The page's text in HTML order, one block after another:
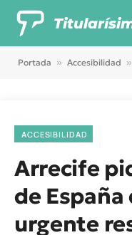
Portada » Accesibilidad »
ACCESIBILIDAD
Arrecife
de España
urgente